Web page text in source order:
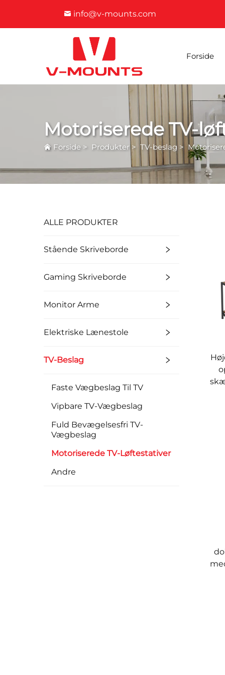
info@v-mounts.com
Forside
Motoriserede TV-
Forside > Produkter> TV-beslag >
ALLE PRODUKTER
Stående Skriveborde
Gaming Skriveborde
Monitor Arme
Elektriske Lænestole
TV-Beslag
Faste Vægbeslag Til TV
Vipbare TV-Vægbeslag
Fuld Bevægelsesfri TV-
Vægbeslag
Motoriserede TV-Løftestativer
Andre